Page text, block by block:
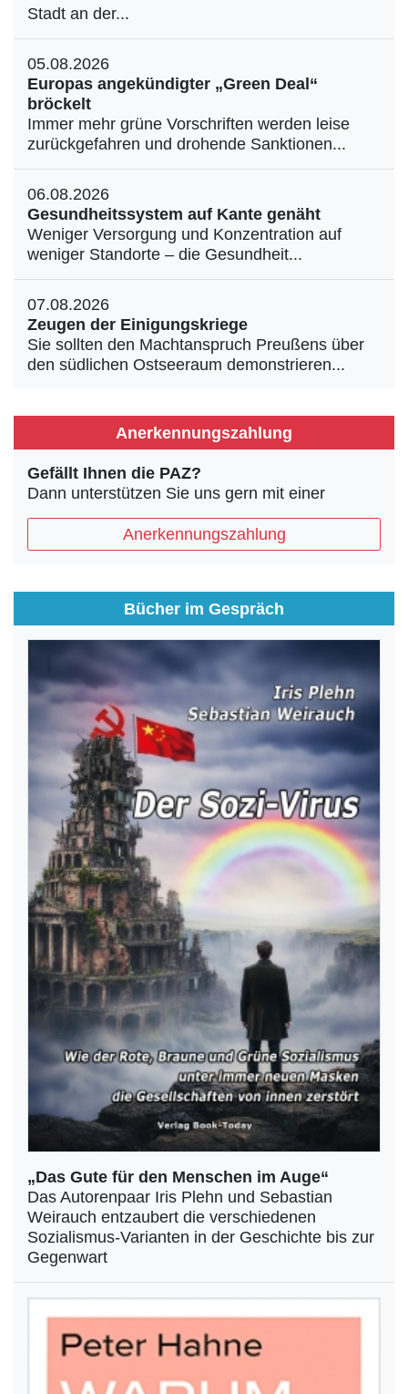
Stadt an der...
05.08.2026
Europas angekündigter „Green Deal“
bröckelt
Immer mehr grüne Vorschriften werden leise
zurückgefahren und drohende Sanktionen...
06.08.2026
Gesundheitssystem auf Kante genäht
Weniger Versorgung und Konzentration auf
weniger Standorte – die Gesundheit...
07.08.2026
Zeugen der Einigungskriege
Sie sollten den Machtanspruch Preußens über
den südlichen Ostseeraum demonstrieren...
Anerkennungszahlung
Gefällt Ihnen die PAZ?
Dann unterstützen Sie uns gern mit einer
Anerkennungszahlung
Bücher im Gespräch
„Das Gute für den Menschen im Auge“
Das Autorenpaar Iris Plehn und Sebastian
Weirauch entzaubert die verschiedenen
Sozialismus-Varianten in der Geschichte bis zur
Gegenwart